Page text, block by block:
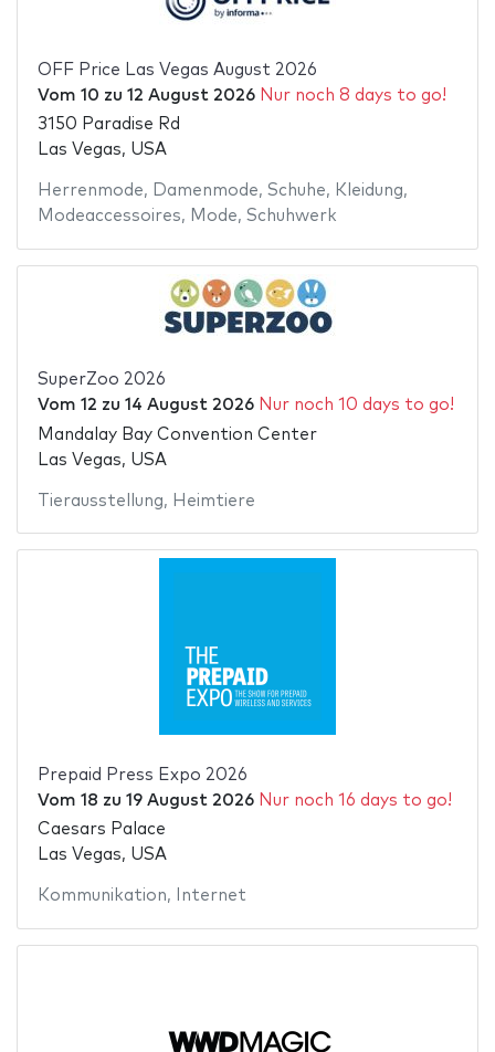
OFF Price Las Vegas August 2026
Vom 10 zu 12 August 2026 Nur noch 8 days to go!
3150 Paradise Rd
Las Vegas, USA
Herrenmode, Damenmode, Schuhe, Kleidung,
Modeaccessoires, Mode, Schuhwerk
SuperZoo 2026
Vom 12 zu 14 August 2026 Nur noch 10 days to go!
Mandalay Bay Convention Center
Las Vegas, USA
Tierausstellung, Heimtiere
Prepaid Press Expo 2026
Vom 18 zu 19 August 2026 Nur noch 16 days to go!
Caesars Palace
Las Vegas, USA
Kommunikation, Internet